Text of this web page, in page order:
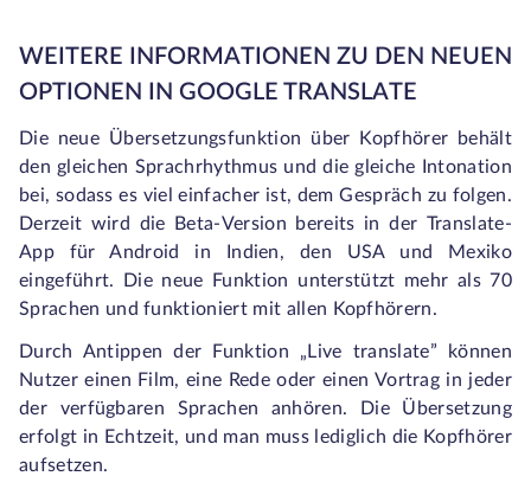
WEITERE INFORMATIONEN ZU DEN NEUEN
OPTIONEN IN GOOGLE TRANSLATE
Die neue Übersetzungsfunktion über Kopfhörer behält
den gleichen Sprachrhythmus und die gleiche Intonation
bei, sodass es viel einfacher ist, dem Gespräch zu folgen.
Derzeit wird die Beta-Version bereits in der Translate-
App für Android in Indien, den USA und Mexiko
eingeführt. Die neue Funktion unterstützt mehr als 70
Sprachen und funktioniert mit allen Kopfhörern.
Durch Antippen der Funktion „Live translate” können
Nutzer einen Film, eine Rede oder einen Vortrag in jeder
der verfügbaren Sprachen anhören. Die Übersetzung
erfolgt in Echtzeit, und man muss lediglich die Kopfhörer
aufsetzen.